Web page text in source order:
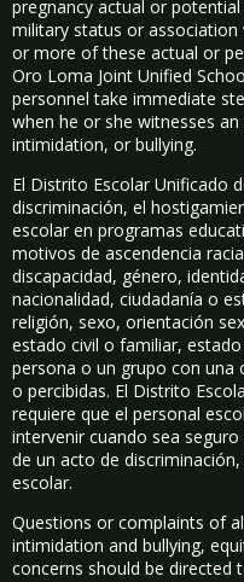
pregnancy actual or
military status or
or more of these actual or
Oro Loma Joint Unified
personnel take immediate
when he or she witnesses
intimidation, or bullying.
El Distrito Escolar Unificado
discriminación, el
escolar en programas
motivos de ascendencia
discapacidad, género,
nacionalidad, ciudadanía o
religión, sexo, orientación
estado civil o familiar,
persona o un grupo con una
o percibidas. El Distrito
requiere que el personal
intervenir cuando sea
de un acto de
escolar.
Questions or complaints of
intimidation and bullying,
concerns should be directed